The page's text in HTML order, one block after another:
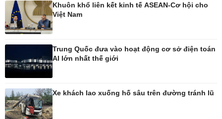
Xe máy
Tư vấn
Doanh nghiệp 24h
Công nghệ
Sành điệu
Tin Công nghệ
Trải nghiệm
Dinh dưỡng - món ngon
Khuôn khổ liên kết kinh tế ASEAN-Cơ hội cho
Việt Nam
Trung Quốc đưa vào hoạt động cơ sở điện toán
AI lớn nhất thế giới
Xe khách lao xuống hố sâu trên đường tránh lũ